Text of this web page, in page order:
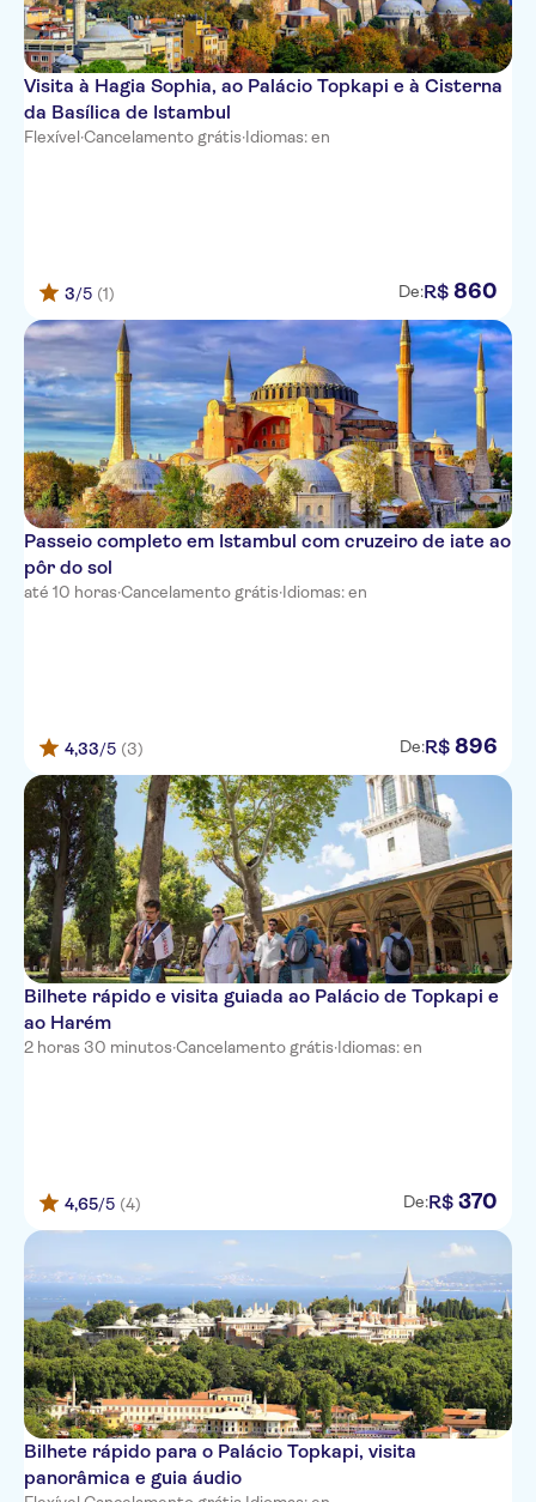
Visita à Hagia Sophia, ao Palácio Topkapi e à Cisterna
da Basílica de Istambul
Flexível·Cancelamento grátis·Idiomas: en
3/5 (1) De:R$ 860
Passeio completo em Istambul com cruzeiro de iate ao
pôr do sol
até 10 horas·Cancelamento grátis·Idiomas: en
4,33/5 (3) De:R$ 896
Bilhete rápido e visita guiada ao Palácio de Topkapi e
ao Harém
2 horas 30 minutos·Cancelamento grátis·Idiomas: en
4,65/5 (4) De:R$ 370
Bilhete rápido para o Palácio Topkapi, visita
panorâmica e guia áudio